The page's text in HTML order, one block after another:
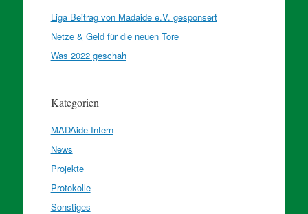
Liga Beitrag von Madaide e.V. gesponsert
Netze & Geld für die neuen Tore
Was 2022 geschah
Kategorien
MADAide Intern
News
Projekte
Protokolle
Sonstiges